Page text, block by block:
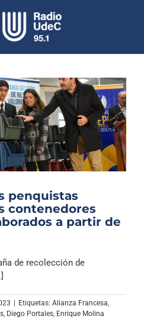
UdeC en vivo
Somos
Clásica
Sonoro
penquistas
contenedores
a partir de
de recolección de
| Etiquetas: Alianza Francesa
Diego Portales Enrique Molina